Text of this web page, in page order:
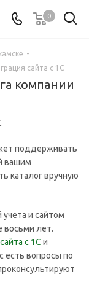
0
-
сайта с 1С
компании
поддерживать
вашим
каталог вручную
и сайтом
восьми лет.
с 1С и
есть вопросы по